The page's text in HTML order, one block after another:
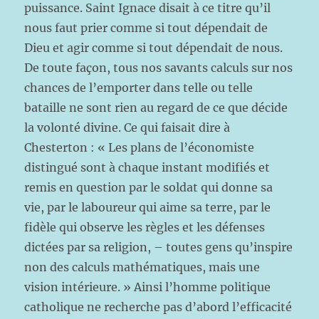
puissance. Saint Ignace disait à ce titre qu’il
nous faut prier comme si tout dépendait de
Dieu et agir comme si tout dépendait de nous.
De toute façon, tous nos savants calculs sur nos
chances de l’emporter dans telle ou telle
bataille ne sont rien au regard de ce que décide
la volonté divine. Ce qui faisait dire à
Chesterton : « Les plans de l’économiste
distingué sont à chaque instant modifiés et
remis en question par le soldat qui donne sa
vie, par le laboureur qui aime sa terre, par le
fidèle qui observe les règles et les défenses
dictées par sa religion, – toutes gens qu’inspire
non des calculs mathématiques, mais une
vision intérieure. » Ainsi l’homme politique
catholique ne recherche pas d’abord l’efficacité